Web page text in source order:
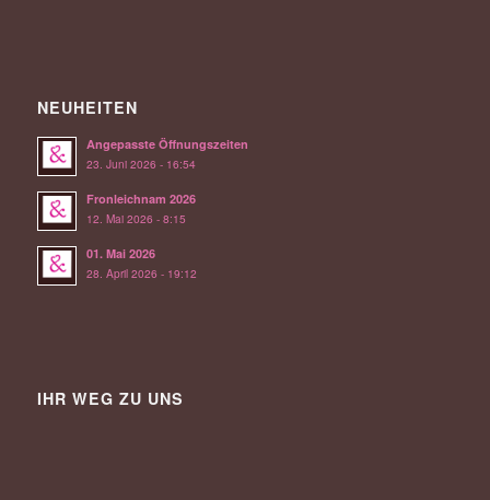
NEUHEITEN
Angepasste Öffnungszeiten
23. Juni 2026 - 16:54
Fronleichnam 2026
12. Mai 2026 - 8:15
01. Mai 2026
28. April 2026 - 19:12
IHR WEG ZU UNS